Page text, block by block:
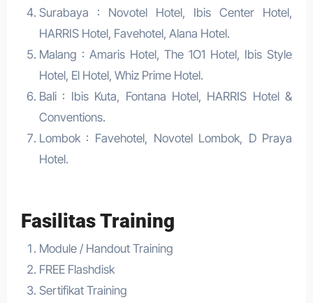
Surabaya : Novotel Hotel, Ibis Center Hotel,
HARRIS Hotel, Favehotel, Alana Hotel.
Malang : Amaris Hotel, The 1O1 Hotel, Ibis Style
Hotel, El Hotel, Whiz Prime Hotel.
Bali : Ibis Kuta, Fontana Hotel, HARRIS Hotel &
Conventions.
Lombok : Favehotel, Novotel Lombok, D Praya
Hotel.
Fasilitas Training
Module / Handout Training
FREE Flashdisk
Sertifikat Training